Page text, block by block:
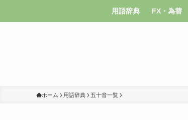
用語辞典 FX・為替
ホーム 用語辞典 五十音一覧